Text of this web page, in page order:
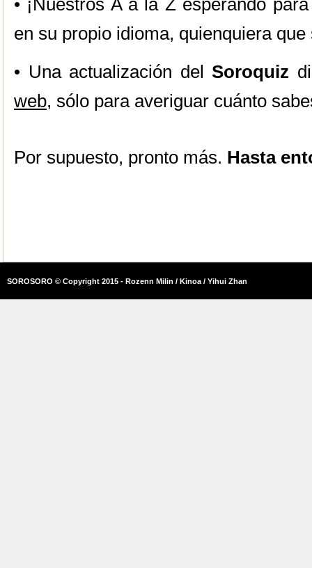
• ¡Nuestros A a la Z esperando
en su propio idioma, quienquiera
• Una actualización del Soroquiz
web, sólo para averiguar cuánto
Por supuesto, pronto más. Hasta
SOROSORO © Copyright 2015 - Rozenn Milin / Kinoa / Yihui Zhan